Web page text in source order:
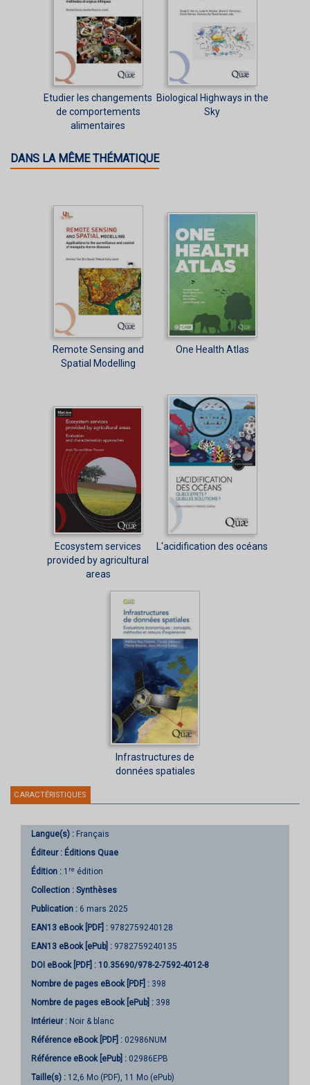
Etudier les changements
de comportements
alimentaires
Biological Highways in the
Sky
DANS LA MÊME THÉMATIQUE
Remote Sensing and
Spatial Modelling
One Health Atlas
Ecosystem services
provided by agricultural
areas
L'acidification des océans
Infrastructures de
données spatiales
CARACTÉRISTIQUES
Langue(s) : Français
Éditeur : Éditions Quae
Édition : 1 re édition
Collection : Synthèses
Publication : 6 mars 2025
EAN13 eBook [PDF] : 9782759240128
EAN13 eBook [ePub] : 9782759240135
DOI eBook [PDF] : 10.35690/978-2-7592-4012-8
Nombre de pages eBook [PDF] : 398
Nombre de pages eBook [ePub] : 398
Intérieur : Noir & blanc
Référence eBook [PDF] : 02986NUM
Référence eBook [ePub] : 02986EPB
Taille(s) : 12,6 Mo (PDF), 11 Mo (ePub)